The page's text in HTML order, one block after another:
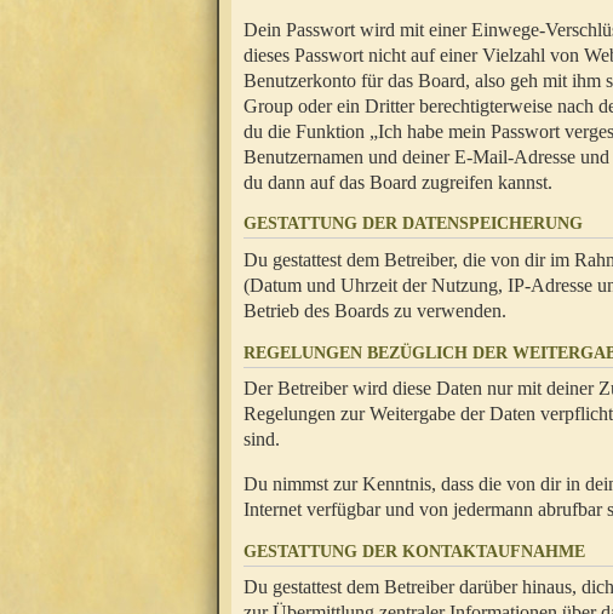
Dein Passwort wird mit einer Einwege-
dieses Passwort nicht auf einer Vielzahl von
Benutzerkonto für das Board, also geh mit ihm
Group oder ein Dritter berechtigterweise nach
du die Funktion „Ich habe mein Passwort
Benutzernamen und deiner E-Mail-Adresse
du dann auf das Board zugreifen kannst.
GESTATTUNG DER DATENSPEICHERUNG
Du gestattest dem Betreiber, die von dir im
(Datum und Uhrzeit der Nutzung, IP-Adresse
Betrieb des Boards zu verwenden.
REGELUNGEN BEZÜGLICH DER
Der Betreiber wird diese Daten nur mit deiner
Regelungen zur Weitergabe der Daten
sind.
Du nimmst zur Kenntnis, dass die von dir in
Internet verfügbar und von jedermann abrufbar
GESTATTUNG DER KONTAKTAUFNAHME
Du gestattest dem Betreiber darüber hinaus,